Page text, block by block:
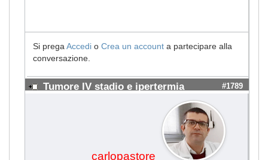
Si prega Accedi o Crea un account a partecipare alla
conversazione.
Tumore IV stadio e ipertermia #1789
carlopastore